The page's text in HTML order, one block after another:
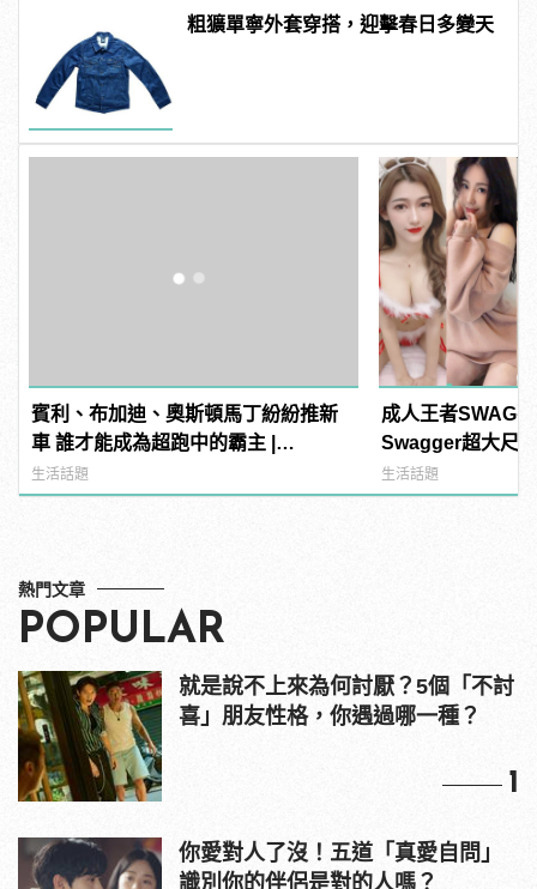
粗獷單寧外套穿搭，迎擊春日多變天
賓利、布加迪、奧斯頓馬丁紛紛推新
車 誰才能成為超跑中的霸主 |
manfashion這樣變型男
生活話題
成人王者SWAG
Swagger超大尺
紅海鮮通通有，
結！ |
生活話題
熱門文章
POPULAR
就是說不上來為何討厭？5個「不討
喜」朋友性格，你遇過哪一種？
1
你愛對人了沒！五道「真愛自問」
識別你的伴侶是對的人嗎？